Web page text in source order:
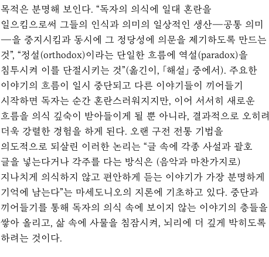
목적은 분명해 보인다. “독자의 의식에 일대 혼란을
일으킴으로써 그들의 인식과 의미의 일상적인 생산―공통 의미
―을 중지시킴과 동시에 그 정당성에 의문을 제기하도록 만드는
것”, “정설(orthodox)이라는 단일한 흐름에 역설(paradox)을
침투시켜 이를 단절시키는 것”(옮긴이, 「해설」 중에서). 주요한
이야기의 흐름이 일시 중단되고 다른 이야기들이 끼어들기
시작하면 독자는 순간 혼란스러워지지만, 이어 서서히 새로운
흐름을 의식 깊숙이 받아들이게 될 뿐 아니라, 결과적으로 오히려
더욱 강렬한 경험을 하게 된다. 오랜 구전 전통 기법을
의도적으로 되살린 이러한 논리는 “글 속에 각종 사설과 괄호
글을 넣는다거나 각주를 다는 방식은 (음악과 마찬가지로)
지나치게 의식하지 않고 편안하게 듣는 이야기가 가장 분명하게
기억에 남는다”는 마세도니오의 지론에 기초하고 있다. 중단과
끼어들기를 통해 독자의 의식 속에 보이지 않는 이야기의 층들을
쌓아 올리고, 삶 속에 사물을 침잠시켜, 뇌리에 더 깊게 박히도록
하려는 것이다.